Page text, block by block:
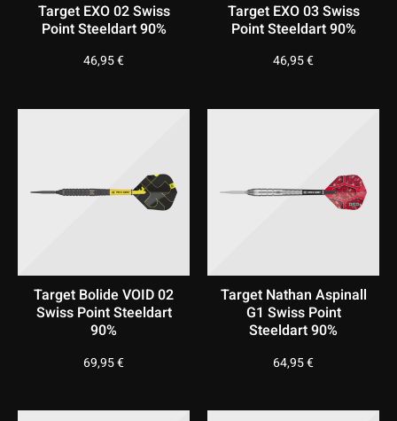
Target EXO 02 Swiss
Point Steeldart 90%
46,95€
Target EXO 03 Swiss
Point Steeldart 90%
46,95€
Target Bolide VOID 02
Swiss Point Steeldart
90%
69,95€
Target Nathan Aspinall
G1 Swiss Point
Steeldart 90%
64,95€